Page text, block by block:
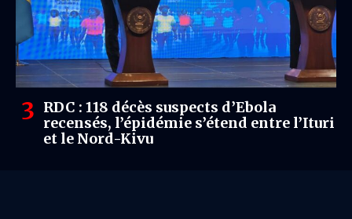
RDC : 118 décès suspects d’Ebola
recensés, l’épidémie s’étend entre l’Ituri
et le Nord-Kivu